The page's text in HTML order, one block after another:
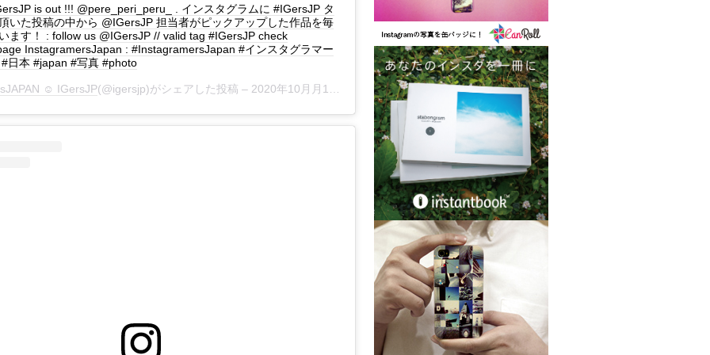
is out !!! @pere_peri_peru_ . インスタグラムに #IGersJP タ
いた投稿の中から @IGersJP 担当者がピックアップした作品を毎
ます！ : follow us @IGersJP // valid tag #IGersJP check
InstagramersJapan : #InstagramersJapan #インスタグラマー
日本 #japan #写真 #photo
☺︎ IGersJP(@igersjp)がシェアした投稿 – 2020年10月月14日午後11時22分PDT